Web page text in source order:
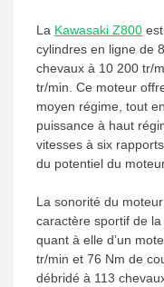
La Kawasaki Z800
cylindres en ligne de
chevaux à 10 200 tr/
tr/min. Ce moteur
moyen régime, tout
puissance à haut
vitesses à six
du potentiel du
La sonorité du
caractère sportif de
quant à elle d’un
tr/min et 76 Nm de
débridé à 113